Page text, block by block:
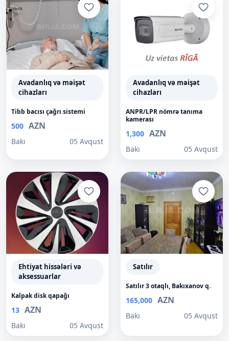
Avadanlıq və məişət
cihazları
Tibb bacısı çağrı sistemi
500 AZN
Bakı 05 Avqust
Avadanlıq və məişət
cihazları
ANPR/LPR nömrə tanıma
kamerası
1,300 AZN
Bakı 05 Avqust
Ehtiyat hissələri və
aksessuarlar
Kalpak disk qapağı
13 AZN
Bakı 05 Avqust
Satılır
Satılır 3 otaqlı, Bakıxanov q.
165,000 AZN
Bakı 05 Avqust